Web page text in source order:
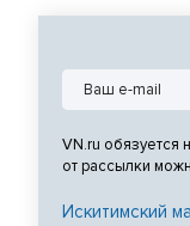
VN.ru обязуется
от рассылки
Искитимский